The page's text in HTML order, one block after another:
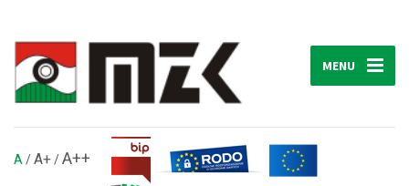
MENU
A /A+/A++